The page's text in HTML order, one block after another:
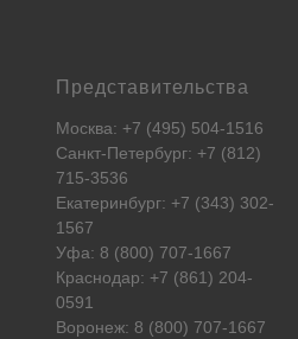
Представительства
Москва: +7 (495) 504-1516
Санкт-Петербург: +7 (812)
715-3536
Екатеринбург: +7 (343) 302-
1567
Уфа: 8 (800) 707-1667
Краснодар: +7 (861) 204-
0591
Воронеж: 8 (800) 707-1667